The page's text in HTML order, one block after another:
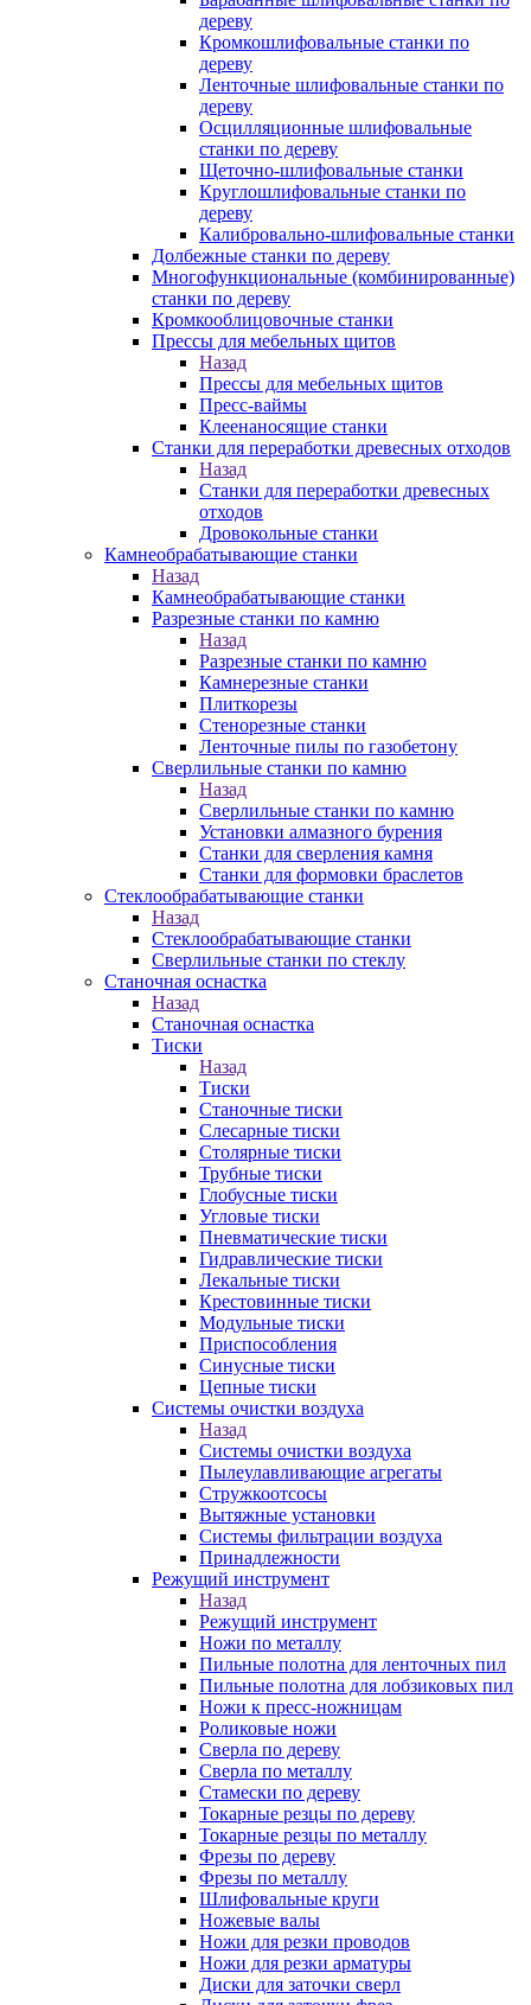
дереву
Кромкошлифовальные станки по
дереву
Ленточные шлифовальные станки по
дереву
Осцилляционные шлифовальные
станки по дереву
Щеточно-шлифовальные станки
Круглошлифовальные станки по
дереву
Калибровально-шлифовальные станки
Долбежные станки по дереву
Многофункциональные (комбинированные)
станки по дереву
Кромкооблицовочные станки
Прессы для мебельных щитов
Назад
Прессы для мебельных щитов
Пресс-ваймы
Клеенаносящие станки
Станки для переработки древесных отходов
Назад
Станки для переработки древесных
отходов
Дровокольные станки
Камнеобрабатывающие станки
Назад
Камнеобрабатывающие станки
Разрезные станки по камню
Назад
Разрезные станки по камню
Камнерезные станки
Плиткорезы
Стенорезные станки
Ленточные пилы по газобетону
Сверлильные станки по камню
Назад
Сверлильные станки по камню
Установки алмазного бурения
Станки для сверления камня
Станки для формовки браслетов
Стеклообрабатывающие станки
Назад
Стеклообрабатывающие станки
Сверлильные станки по стеклу
Станочная оснастка
Назад
Станочная оснастка
Тиски
Назад
Тиски
Станочные тиски
Слесарные тиски
Столярные тиски
Трубные тиски
Глобусные тиски
Угловые тиски
Пневматические тиски
Гидравлические тиски
Лекальные тиски
Крестовинные тиски
Модульные тиски
Приспособления
Синусные тиски
Цепные тиски
Системы очистки воздуха
Назад
Системы очистки воздуха
Пылеулавливающие агрегаты
Стружкоотсосы
Вытяжные установки
Системы фильтрации воздуха
Принадлежности
Режущий инструмент
Назад
Режущий инструмент
Ножи по металлу
Пильные полотна для ленточных пил
Пильные полотна для лобзиковых пил
Ножи к пресс-ножницам
Роликовые ножи
Сверла по дереву
Сверла по металлу
Стамески по дереву
Токарные резцы по дереву
Токарные резцы по металлу
Фрезы по дереву
Фрезы по металлу
Шлифовальные круги
Ножевые валы
Ножи для резки проводов
Ножи для резки арматуры
Диски для заточки сверл